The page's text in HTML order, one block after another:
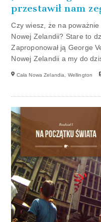
przestawił nam
Czy wiesz, że na
Nowej Zelandii? Stare to
Zaproponował ją George
Nowej Zelandii a my do
Cała Nowa Zelandia, Wellington